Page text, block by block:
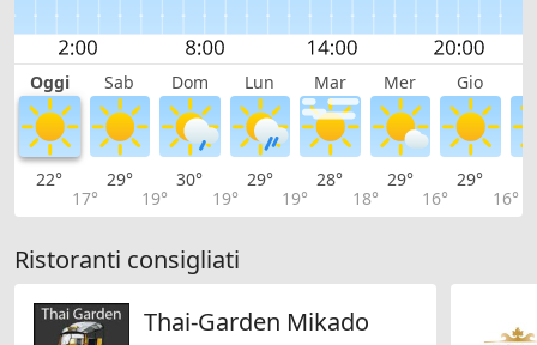
Oggi Sab Dom Lun Mar Mer Gio
22°
17°
29°
19°
30°
19°
29°
19°
28°
18°
29°
16°
29°
16°
Ristoranti consigliati
Thai-Garden Mikado